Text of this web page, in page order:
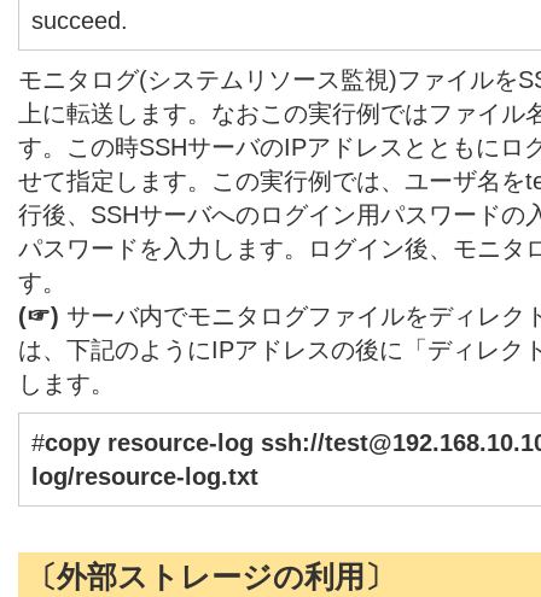
succeed.
モニタログ(システムリソース監視)ファイルを
上に転送します。なおこの実行例ではファイ
す。この時SSHサーバのIPアドレスとともにロ
せて指定します。この実行例では、ユーザ名を
行後、SSHサーバへのログイン用パスワードの
パスワードを入力します。ログイン後、モニタ
す。
(☞) サーバ内でモニタログファイルをディレク
は、下記のようにIPアドレスの後に「ディレク
します。
#copy resource-log ssh://
log/resource-log.txt
〔外部ストレージの利用〕